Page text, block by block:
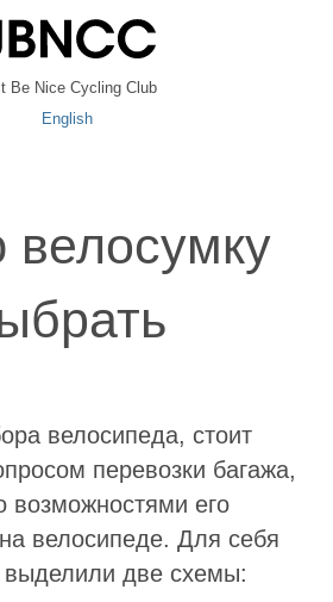
Be Nice Cycling Club
English
велосумку
велосипеда, стоит
перевозки багажа,
возможностями его
велосипеде. Для себя
две схемы: